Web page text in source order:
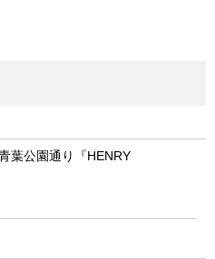
葉公園通り『HENRY